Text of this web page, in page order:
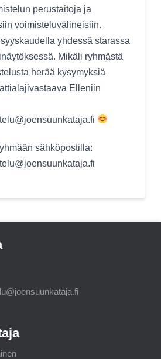
perustaitoja ja
voimisteluvälineisiin.
yhdessä starassa
Mikäli ryhmästä
herää kysymyksiä
Elleniin
sähköpostilla: